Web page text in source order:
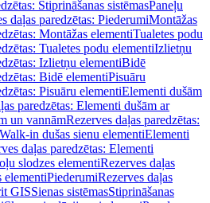
Stiprināšanas sistēmasPaneļu
daļas paredzētas: PiederumiMontāžas
Montāžas elementiTualetes podu
Tualetes podu elementiIzlietņu
Izlietņu elementiBidē
Bidē elementiPisuāru
Pisuāru elementiElementi dušām
paredzētas: Elementi dušām ar
un vannāmRezerves daļas paredzētas:
Walk-in dušas sienu elementiElementi
daļas paredzētas: Elementi
slodzes elementiRezerves daļas
elementiPiederumiRezerves daļas
GISSienas sistēmasStiprināšanas